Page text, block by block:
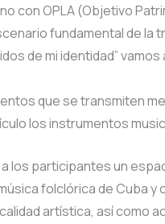
con OPLA (Objetivo
fundamental de la
de mi identidad” vamos
que se transmiten
los instrumentos
los participantes un
folclórica de Cuba y
artística, así como